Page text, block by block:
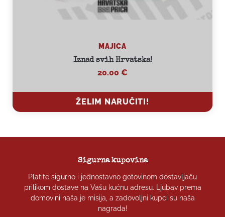
MAJICA
Iznad svih Hrvatska!
20.00 €
ŽELIM NARUČITI!
ŽELIM NARUČITI!
Sigurna kupovina
Platite sigurno i jednostavno gotovinom dostavljaču
prilikom dostave na Vašu kućnu adresu. Ljubav prema
domovini naša je misija, a zadovoljni kupci su naša
nagrada!